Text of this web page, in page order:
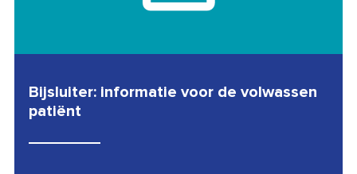
Bijsluiter: informatie voor de volwassen
patiënt